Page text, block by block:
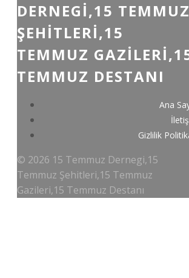
DERNEGI,15 TEMMUZ
ŞEHITLERI,15
TEMMUZ
TEMMUZ DESTANI
Ana
Gizlilik
© 2026 15 Temmuz Dernegi,15
Temmuz Şehitleri,15 Temmuz
Gazileri,15 Temmuz Destanı